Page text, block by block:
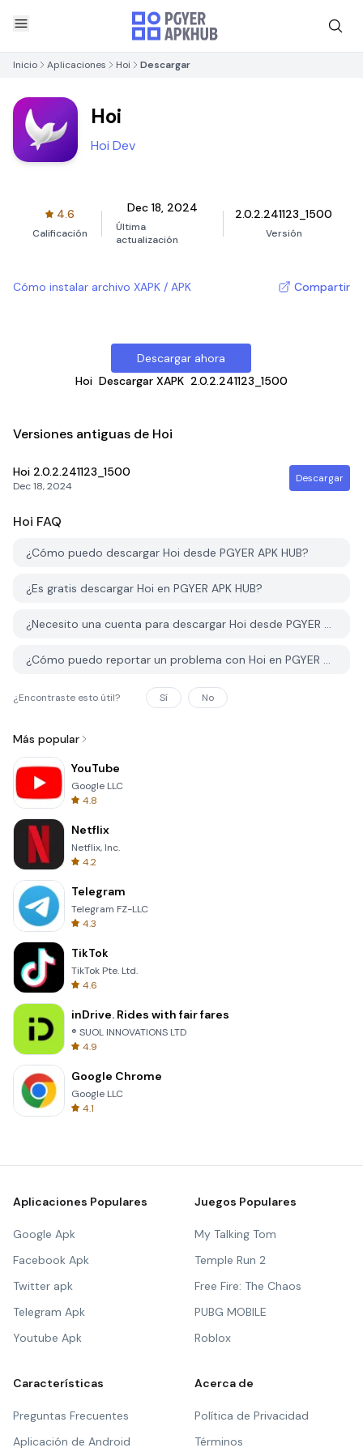
Inicio Aplicaciones Hoi Descargar
Hoi
Hoi Dev
4.6
Calificación
Dec 18, 2024
Última
actualización
2.0.2.241123_1500
Versión
Cómo instalar archivo XAPK / APK Compartir
Descargar ahora
Hoi Descargar XAPK 2.0.2.241123_1500
Versiones antiguas de Hoi
Hoi 2.0.2.241123_1500
Dec 18, 2024
Descargar
Hoi FAQ
¿Cómo puedo descargar Hoi desde PGYER APK HUB?
¿Es gratis descargar Hoi en PGYER APK HUB?
¿Necesito una cuenta para descargar Hoi desde PGYER APK HUB?
¿Cómo puedo reportar un problema con Hoi en PGYER APK HUB?
¿Encontraste esto útil? Sí No
Más popular
YouTube
Google LLC
4.8
Netflix
Netflix, Inc.
4.2
Telegram
Telegram FZ-LLC
4.3
TikTok
TikTok Pte. Ltd.
4.6
inDrive. Rides with fair fares
® SUOL INNOVATIONS LTD
4.9
Google Chrome
Google LLC
4.1
Aplicaciones Populares
Google Apk
Facebook Apk
Twitter apk
Telegram Apk
Youtube Apk
Juegos Populares
My Talking Tom
Temple Run 2
Free Fire: The Chaos
PUBG MOBILE
Roblox
Características
Preguntas Frecuentes
Aplicación de Android
Acerca de
Política de Privacidad
Términos